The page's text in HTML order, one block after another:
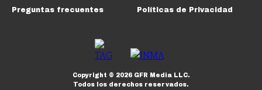
Preguntas frecuentes Políticas de Privacidad
Copyright © 2026GFR Media LLC.
Todos los derechos reservados.